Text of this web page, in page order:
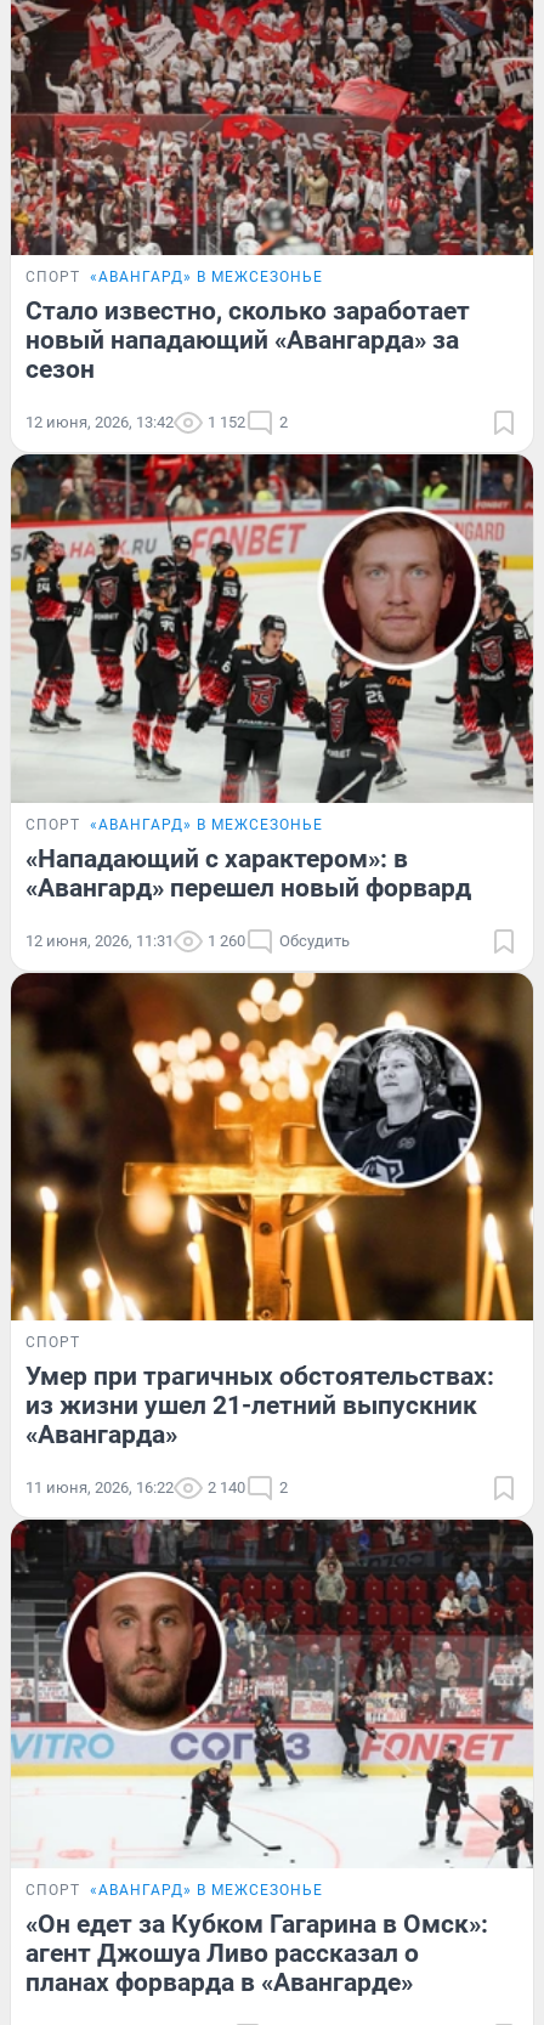
СПОРТ «АВАНГАРД» В МЕЖСЕЗОНЬЕ
Стало известно, сколько заработает
новый нападающий «Авангарда» за
сезон
12 июня, 2026, 13:42 1 152 2
СПОРТ «АВАНГАРД» В МЕЖСЕЗОНЬЕ
«Нападающий с характером»: в
«Авангард» перешел новый форвард
12 июня, 2026, 11:31 1 260 Обсудить
СПОРТ
Умер при трагичных обстоятельствах:
из жизни ушел 21-летний выпускник
«Авангарда»
11 июня, 2026, 16:22 2 140 2
СПОРТ «АВАНГАРД» В МЕЖСЕЗОНЬЕ
«Он едет за Кубком Гагарина в Омск»:
агент Джошуа Ливо рассказал о
планах форварда в «Авангарде»